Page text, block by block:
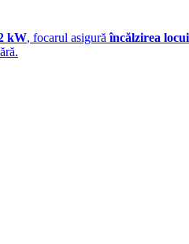
kW, focarul asigurăîncălzirea